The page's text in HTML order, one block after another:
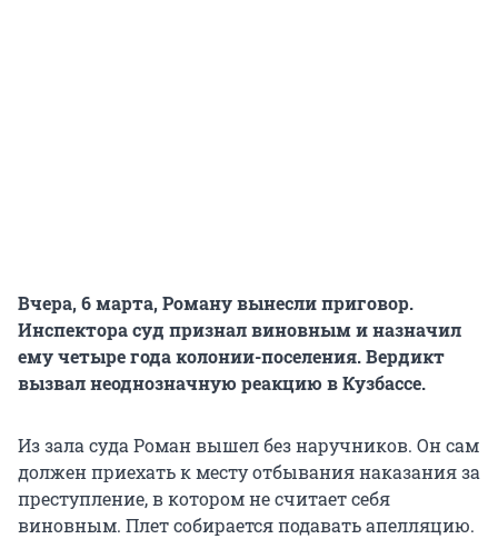
Вчера, 6 марта, Роману вынесли приговор.
Инспектора суд признал виновным и назначил
ему четыре года колонии-поселения. Вердикт
вызвал неоднозначную реакцию в Кузбассе.
Из зала суда Роман вышел без наручников. Он сам
должен приехать к месту отбывания наказания за
преступление, в котором не считает себя
виновным. Плет собирается подавать апелляцию.